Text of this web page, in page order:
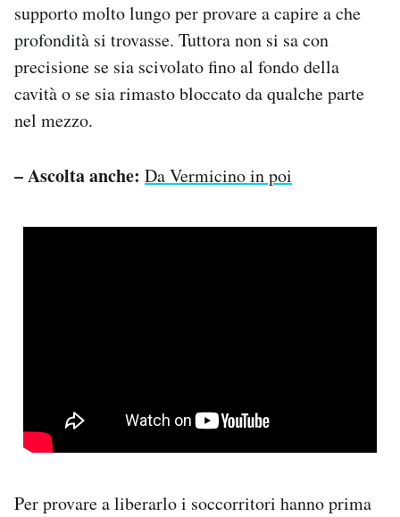
supporto molto lungo per provare a capire a che
profondità si trovasse. Tuttora non si sa con
precisione se sia scivolato fino al fondo della
cavità o se sia rimasto bloccato da qualche parte
nel mezzo.
– Ascolta anche: Da Vermicino in poi
Per provare a liberarlo i soccorritori hanno prima